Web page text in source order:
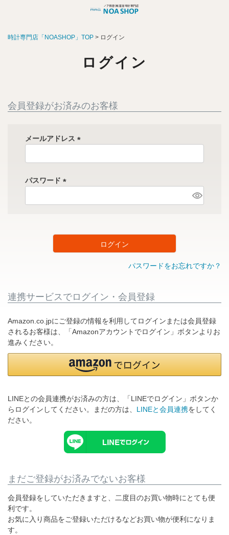
時計専門店「NOASHOP」TOP ログイン
ログイン
会員登録がお済みのお客様
メールアドレス
必
パスワード
必
ログイン
パスワードをお忘れですか？
連携サービスでログイン・会員登録
Amazon.co.jpにご登録の情報を利用してログインまたは会員登録
されるお客様は、「Amazonアカウントでログイン」ボタンよりお
進みください。
LINEとの会員連携がお済みの方は、「LINEでログイン」ボタンか
らログインしてください。まだの方は、 LINEと会員連携をしてく
ださい。
まだご登録がお済みでないお客様
会員登録をしていただきますと、二度目のお買い物時にとても便
利です。
お気に入り商品をご登録いただけるなどお買い物が便利になりま
す。